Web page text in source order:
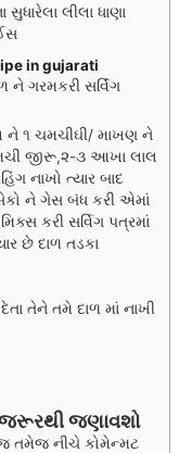
લીલા ધાણા
in gujarati
ને ગરમકરી સર્વિંગ
ને ૧ ચમચીઘી/ માખણ ને
જીરૂ,૨-૩ આખા લાલ
નાખો ત્યાર બાદ
ને ગેસ બંધ કરી એમાં
કરી સર્વિગ પત્રમાં
છે દાળ તડકા
તેને તમે દાળ માં નાખી
જણાવશો
તમેજ નીચે કોમેન્મટ